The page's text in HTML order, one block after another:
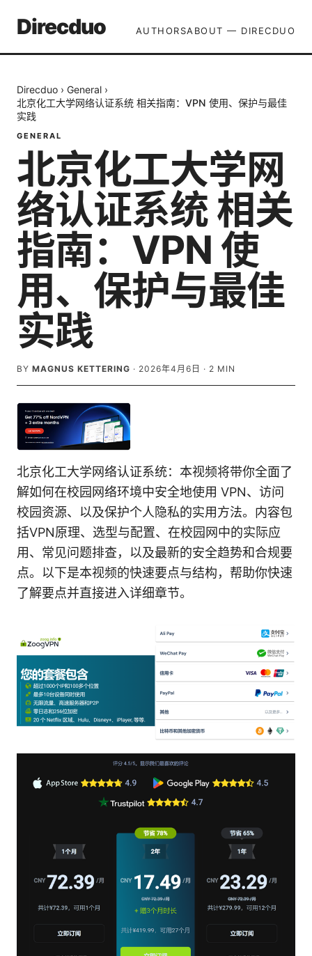
Direcduo AUTHORSABOUT — DIRECDUO
Direcduo › General ›
北京化工大学网络认证系统 相关指南：VPN 使用、保护与最佳
实践
GENERAL
北京化工大学网
络认证系统 相关
指南：VPN 使
用、保护与最佳
实践
BY MAGNUS KETTERING · 2026年4月6日 · 2 MIN
北京化工大学网络认证系统：本视频将带你全面了
解如何在校园网络环境中安全地使用 VPN、访问
校园资源、以及保护个人隐私的实用方法。内容包
括VPN原理、选型与配置、在校园网中的实际应
用、常见问题排查，以及最新的安全趋势和合规要
点。以下是本视频的快速要点与结构，帮助你快速
了解要点并直接进入详细章节。